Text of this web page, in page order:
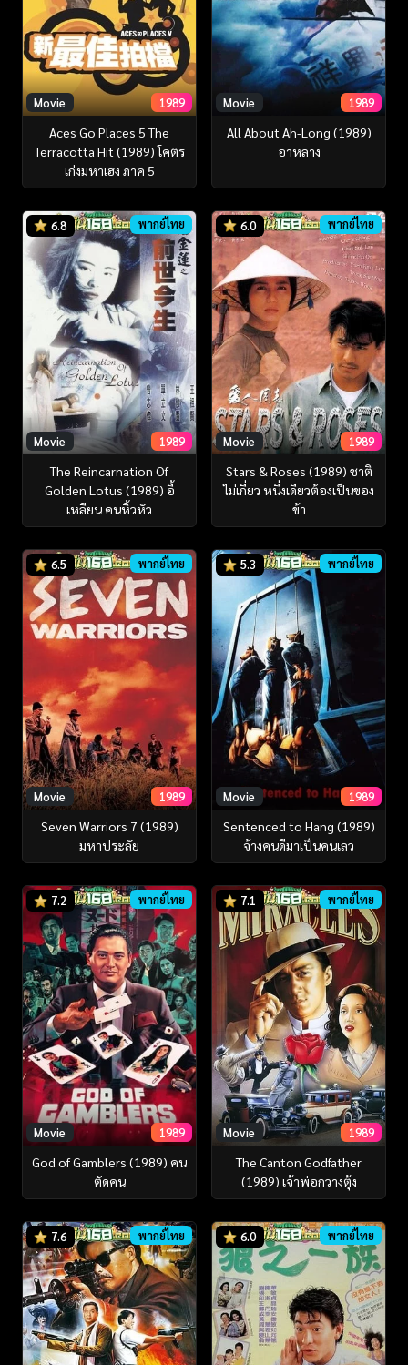
Movie 1989
Aces Go Places 5 The
Terracotta Hit (1989) โคตร
เก่งมหาเฮง ภาค 5
Movie 1989
All About Ah-Long (1989)
อาหลาง
6.8 พากย์ไทย
Movie 1989
The Reincarnation Of
Golden Lotus (1989) อี้
เหลียน คนหิ้วหัว
6.0 พากย์ไทย
Movie 1989
Stars & Roses (1989) ชาติ
ไม่เกี่ยว หนึ่งเดียวต้องเป็นของ
ข้า
6.5 พากย์ไทย
Movie 1989
Seven Warriors 7 (1989)
มหาประลัย
5.3 พากย์ไทย
Movie 1989
Sentenced to Hang (1989)
จ้างคนดีมาเป็นคนเลว
7.2 พากย์ไทย
Movie 1989
God of Gamblers (1989) คน
ตัดคน
7.1 พากย์ไทย
Movie 1989
The Canton Godfather
(1989) เจ้าพ่อกวางตุ้ง
7.6 พากย์ไทย 6.0 พากย์ไทย